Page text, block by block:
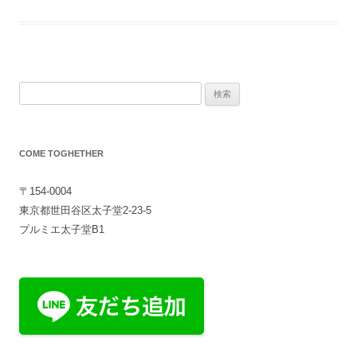
COME TOGHETHER
〒154-0004
東京都世田谷区太子堂2-23-5
プルミエ太子堂B1